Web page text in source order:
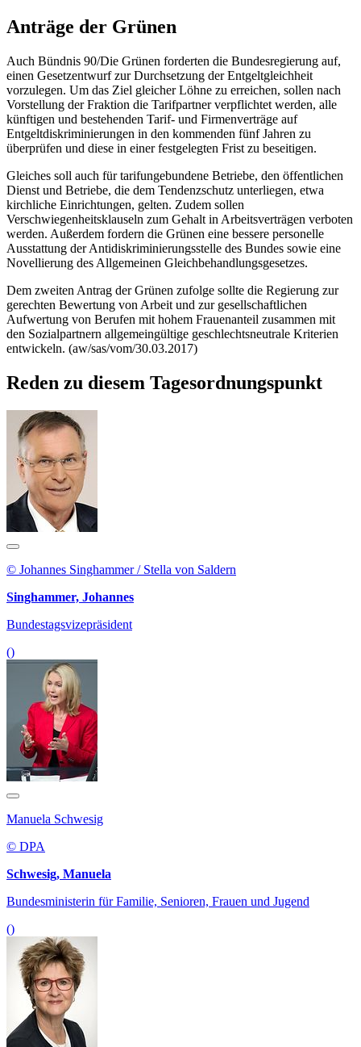
Anträge der Grünen
Auch Bündnis 90/Die Grünen forderten die Bundesregierung auf,
einen Gesetzentwurf zur Durchsetzung der Entgeltgleichheit
vorzulegen. Um das Ziel gleicher Löhne zu erreichen, sollen nach
Vorstellung der Fraktion die Tarifpartner verpflichtet werden, alle
künftigen und bestehenden Tarif- und Firmenverträge auf
Entgeltdiskriminierungen in den kommenden fünf Jahren zu
überprüfen und diese in einer festgelegten Frist zu beseitigen.
Gleiches soll auch für tarifungebundene Betriebe, den öffentlichen
Dienst und Betriebe, die dem Tendenzschutz unterliegen, etwa
kirchliche Einrichtungen, gelten. Zudem sollen
Verschwiegenheitsklauseln zum Gehalt in Arbeitsverträgen verboten
werden. Außerdem fordern die Grünen eine bessere personelle
Ausstattung der Antidiskriminierungsstelle des Bundes sowie eine
Novellierung des Allgemeinen Gleichbehandlungsgesetzes.
Dem zweiten Antrag der Grünen zufolge sollte die Regierung zur
gerechten Bewertung von Arbeit und zur gesellschaftlichen
Aufwertung von Berufen mit hohem Frauenanteil zusammen mit
den Sozialpartnern allgemeingültige geschlechtsneutrale Kriterien
entwickeln. (aw/sas/vom/30.03.2017)
Reden zu diesem Tagesordnungspunkt
© Johannes Singhammer / Stella von Saldern
Singhammer, Johannes
Bundestagsvizepräsident
()
Manuela Schwesig
© DPA
Schwesig, Manuela
Bundesministerin für Familie, Senioren, Frauen und Jugend
()